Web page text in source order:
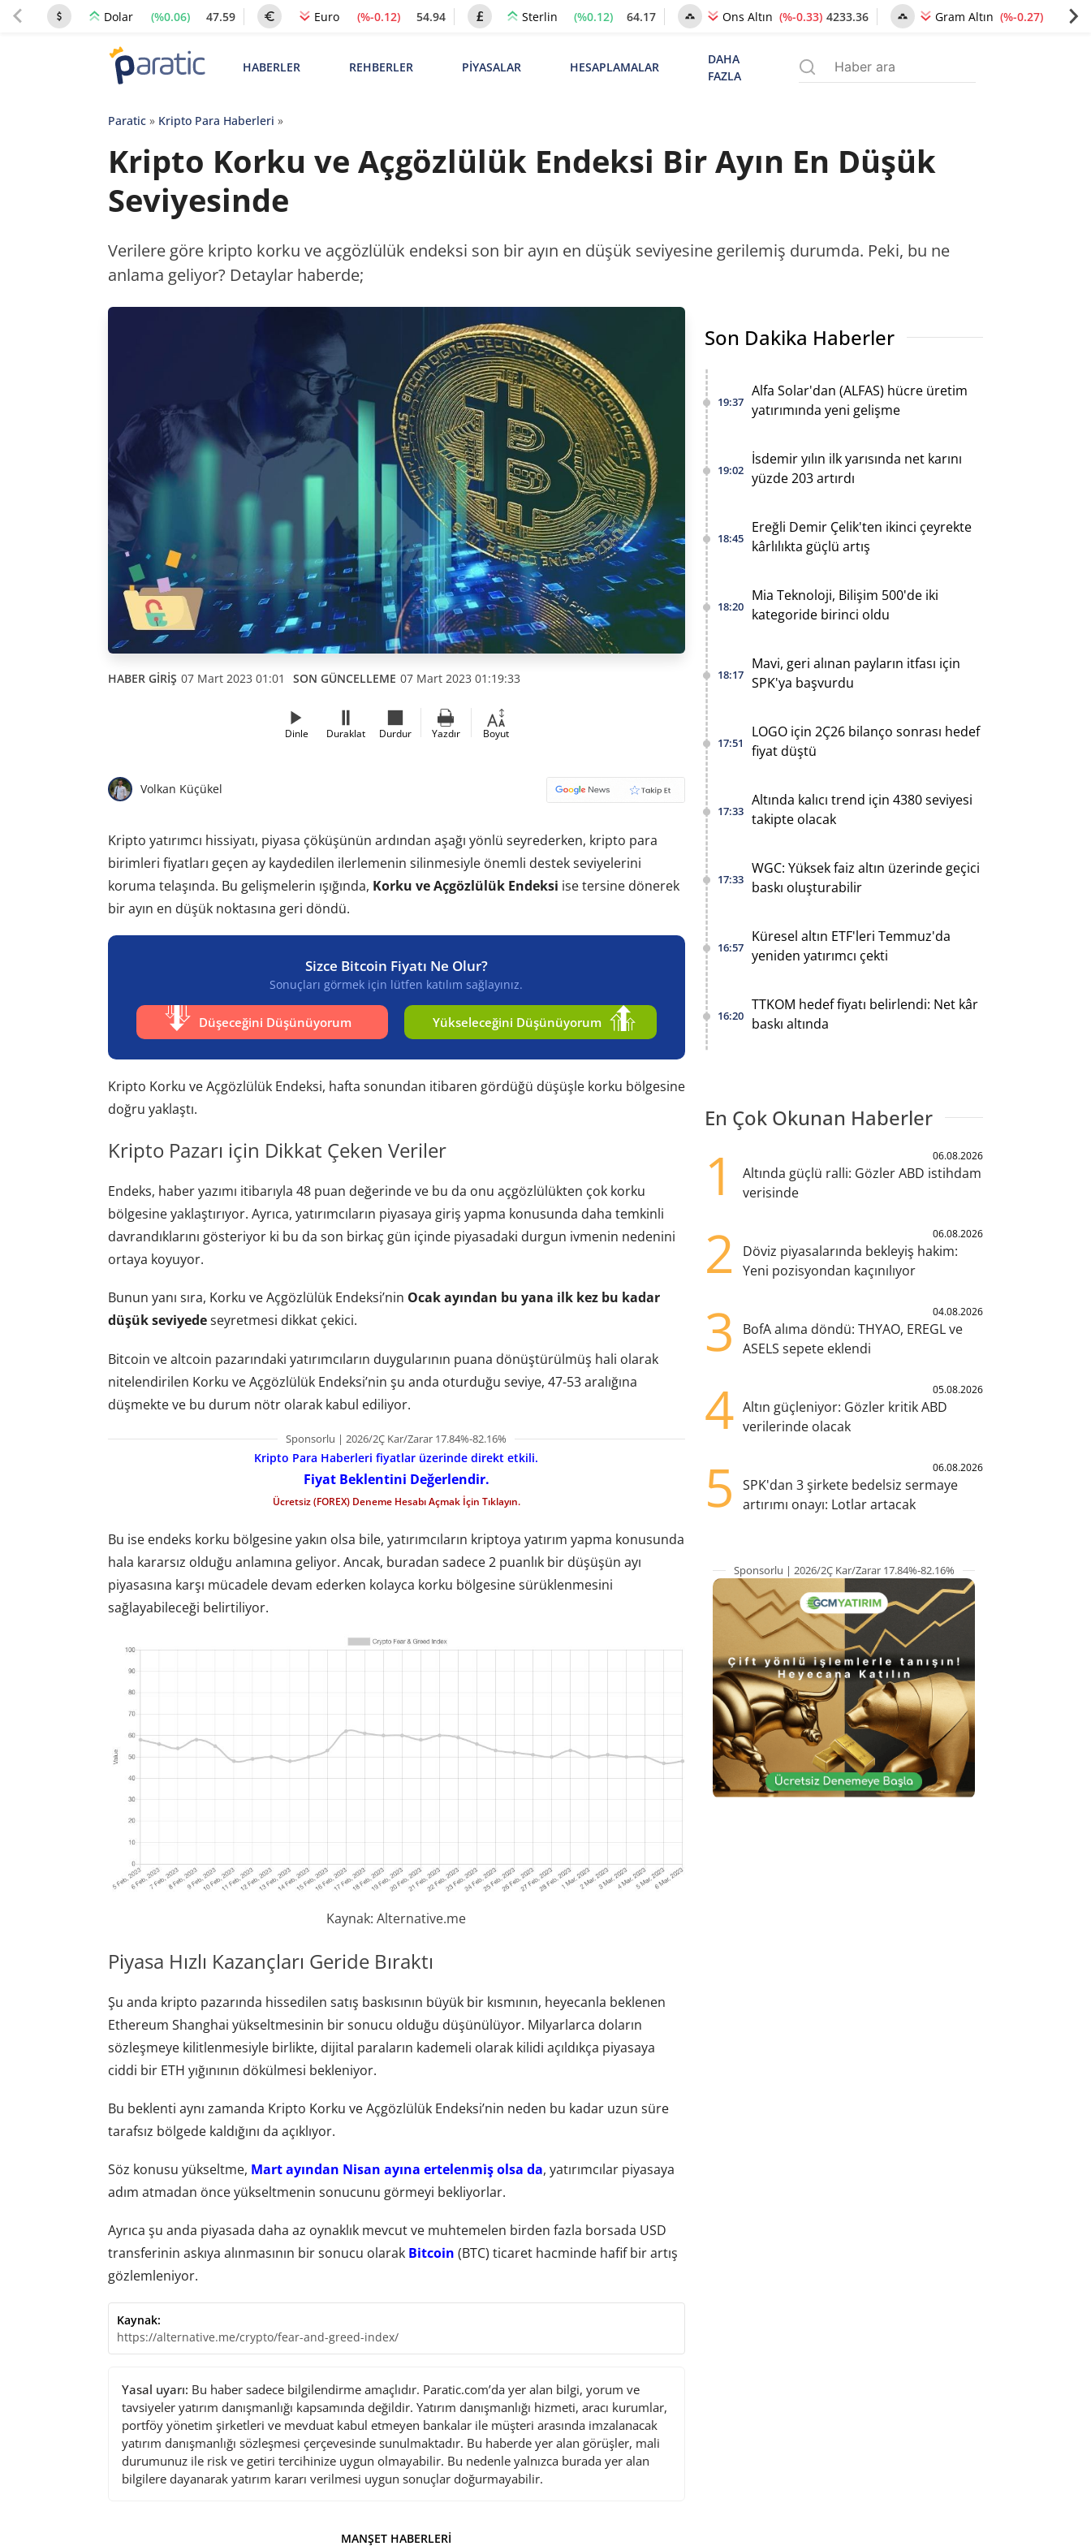
Dolar (%0.06) 47.59 Euro (%-0.12) 54.94 Sterlin (%0.12) 64.17 Ons Altın (%-0.33) 4233.36 Gram Altın (%-0.27) 6478.24
HABERLER REHBERLER PİYASALAR HESAPLAMALAR
DAHA
FAZLA
Paratic» Kripto Para Haberleri »
Kripto Korku ve Açgözlülük Endeksi Bir Ayın En Düşük
Seviyesinde
Verilere göre kripto korku ve açgözlülük endeksi son bir ayın en düşük seviyesine gerilemiş durumda. Peki, bu ne
anlama geliyor? Detaylar haberde;
HABER GİRİŞ 07 Mart 2023 01:01 SON GÜNCELLEME 07 Mart 2023 01:19:33
Dinle Duraklat Durdur Yazdır Boyut
Volkan Küçükel
Kripto yatırımcı hissiyatı, piyasa çöküşünün ardından aşağı yönlü seyrederken, kripto para
birimleri fiyatları geçen ay kaydedilen ilerlemenin silinmesiyle önemli destek seviyelerini
koruma telaşında. Bu gelişmelerin ışığında, Korku ve Açgözlülük Endeksi ise tersine dönerek
bir ayın en düşük noktasına geri döndü.
Sizce Bitcoin Fiyatı Ne Olur?
Sonuçları görmek için lütfen katılım sağlayınız.
Düşeceğini Düşünüyorum Yükseleceğini Düşünüyorum
Kripto Korku ve Açgözlülük Endeksi, hafta sonundan itibaren gördüğü düşüşle korku bölgesine
doğru yaklaştı.
Kripto Pazarı için Dikkat Çeken Veriler
Endeks, haber yazımı itibarıyla 48 puan değerinde ve bu da onu açgözlülükten çok korku
bölgesine yaklaştırıyor. Ayrıca, yatırımcıların piyasaya giriş yapma konusunda daha temkinli
davrandıklarını gösteriyor ki bu da son birkaç gün içinde piyasadaki durgun ivmenin nedenini
ortaya koyuyor.
Bunun yanı sıra, Korku ve Açgözlülük Endeksi’nin Ocak ayından bu yana ilk kez bu kadar
düşük seviyedeseyretmesi dikkat çekici.
Bitcoin ve altcoin pazarındaki yatırımcıların duygularının puana dönüştürülmüş hali olarak
nitelendirilen Korku ve Açgözlülük Endeksi’nin şu anda oturduğu seviye, 47-53 aralığına
düşmekte ve bu durum nötr olarak kabul ediliyor.
Sponsorlu | 2026/2Ç Kar/Zarar 17.84%-82.16%
Kripto Para Haberleri fiyatlar üzerinde direkt etkili.
Fiyat Beklentini Değerlendir.
Ücretsiz (FOREX) Deneme Hesabı Açmak İçin Tıklayın.
Bu ise endeks korku bölgesine yakın olsa bile, yatırımcıların kriptoya yatırım yapma konusunda
hala kararsız olduğu anlamına geliyor. Ancak, buradan sadece 2 puanlık bir düşüşün ayı
piyasasına karşı mücadele devam ederken kolayca korku bölgesine sürüklenmesini
sağlayabileceği belirtiliyor.
Kaynak: Alternative.me
Piyasa Hızlı Kazançları Geride Bıraktı
Şu anda kripto pazarında hissedilen satış baskısının büyük bir kısmının, heyecanla beklenen
Ethereum Shanghai yükseltmesinin bir sonucu olduğu düşünülüyor. Milyarlarca doların
sözleşmeye kilitlenmesiyle birlikte, dijital paraların kademeli olarak kilidi açıldıkça piyasaya
ciddi bir ETH yığınının dökülmesi bekleniyor.
Bu beklenti aynı zamanda Kripto Korku ve Açgözlülük Endeksi’nin neden bu kadar uzun süre
tarafsız bölgede kaldığını da açıklıyor.
Söz konusu yükseltme, Mart ayından Nisan ayına ertelenmiş olsa da, yatırımcılar piyasaya
adım atmadan önce yükseltmenin sonucunu görmeyi bekliyorlar.
Ayrıca şu anda piyasada daha az oynaklık mevcut ve muhtemelen birden fazla borsada USD
transferinin askıya alınmasının bir sonucu olarak Bitcoin (BTC) ticaret hacminde hafif bir artış
gözlemleniyor.
Kaynak:
https://alternative.me/crypto/fear-and-greed-index/
Yasal uyarı: Bu haber sadece bilgilendirme amaçlıdır. Paratic.com’da yer alan bilgi, yorum ve
tavsiyeler yatırım danışmanlığı kapsamında değildir. Yatırım danışmanlığı hizmeti, aracı kurumlar,
portföy yönetim şirketleri ve mevduat kabul etmeyen bankalar ile müşteri arasında imzalanacak
yatırım danışmanlığı sözleşmesi çerçevesinde sunulmaktadır. Bu haberde yer alan görüşler, mali
durumunuz ile risk ve getiri tercihinize uygun olmayabilir. Bu nedenle yalnızca burada yer alan
bilgilere dayanarak yatırım kararı verilmesi uygun sonuçlar doğurmayabilir.
MANŞET HABERLERI
Son Dakika Haberler
19:37
Alfa Solar'dan (ALFAS) hücre üretim
yatırımında yeni gelişme
19:02
İsdemir yılın ilk yarısında net karını
yüzde 203 artırdı
18:45
Ereğli Demir Çelik'ten ikinci çeyrekte
kârlılıkta güçlü artış
18:20
Mia Teknoloji, Bilişim 500'de iki
kategoride birinci oldu
18:17
Mavi, geri alınan payların itfası için
SPK'ya başvurdu
17:51
LOGO için 2Ç26 bilanço sonrası hedef
fiyat düştü
17:33
Altında kalıcı trend için 4380 seviyesi
takipte olacak
17:33
WGC: Yüksek faiz altın üzerinde geçici
baskı oluşturabilir
16:57
Küresel altın ETF'leri Temmuz'da
yeniden yatırımcı çekti
16:20
TTKOM hedef fiyatı belirlendi: Net kâr
baskı altında
En Çok Okunan Haberler
1 06.08.2026
Altında güçlü ralli: Gözler ABD istihdam
verisinde
2 06.08.2026
Döviz piyasalarında bekleyiş hakim:
Yeni pozisyondan kaçınılıyor
3 04.08.2026
BofA alıma döndü: THYAO, EREGL ve
ASELS sepete eklendi
4 05.08.2026
Altın güçleniyor: Gözler kritik ABD
verilerinde olacak
5 06.08.2026
SPK'dan 3 şirkete bedelsiz sermaye
artırımı onayı: Lotlar artacak
Sponsorlu | 2026/2Ç Kar/Zarar 17.84%-82.16%